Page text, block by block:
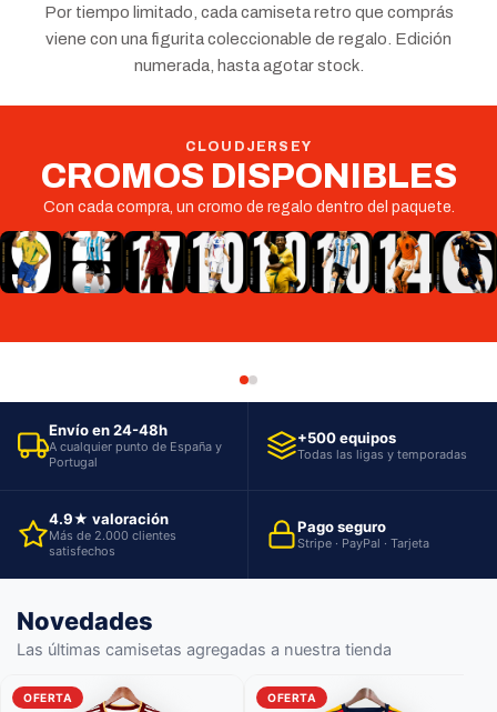
Por tiempo limitado, cada camiseta retro que comprás
viene con una figurita coleccionable de regalo. Edición
numerada, hasta agotar stock.
CLOUDJERSEY
CROMOS DISPONIBLES
Con cada compra, un cromo de regalo dentro del paquete.
Envío en 24-48h
A cualquier punto de España y
Portugal
+500 equipos
Todas las ligas y temporadas
4.9★ valoración
Más de 2.000 clientes
satisfechos
Pago seguro
Stripe · PayPal · Tarjeta
Novedades
Las últimas camisetas agregadas a nuestra tienda
OFERTA OFERTA